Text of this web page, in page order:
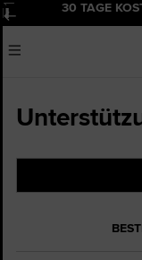
Pause 30 TAGE
Menu